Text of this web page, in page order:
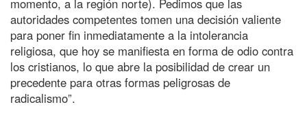
momento, a la región norte). Pedimos que las
autoridades competentes tomen una decisión valiente
para poner fin inmediatamente a la intolerancia
religiosa, que hoy se manifiesta en forma de odio contra
los cristianos, lo que abre la posibilidad de crear un
precedente para otras formas peligrosas de
radicalismo”.